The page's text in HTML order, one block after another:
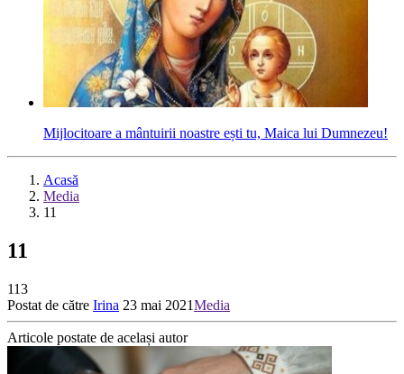
Mijlocitoare a mântuirii noastre ești tu, Maica lui Dumnezeu!
Acasă
Media
11
11
113
Postat de către Irina 23 mai 2021Media
Articole postate de același autor